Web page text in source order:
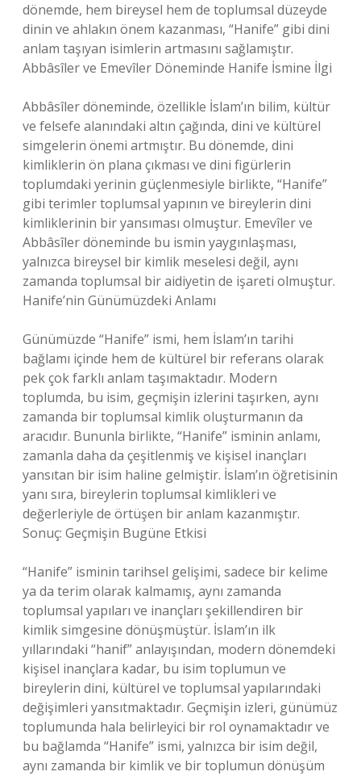
dönemde, hem bireysel hem de toplumsal düzeyde
dinin ve ahlakın önem kazanması, “Hanife” gibi dini
anlam taşıyan isimlerin artmasını sağlamıştır.
Abbâsîler ve Emevîler Döneminde Hanife İsmine İlgi
Abbâsîler döneminde, özellikle İslam’ın bilim, kültür
ve felsefe alanındaki altın çağında, dini ve kültürel
simgelerin önemi artmıştır. Bu dönemde, dini
kimliklerin ön plana çıkması ve dini figürlerin
toplumdaki yerinin güçlenmesiyle birlikte, “Hanife”
gibi terimler toplumsal yapının ve bireylerin dini
kimliklerinin bir yansıması olmuştur. Emevîler ve
Abbâsîler döneminde bu ismin yaygınlaşması,
yalnızca bireysel bir kimlik meselesi değil, aynı
zamanda toplumsal bir aidiyetin de işareti olmuştur.
Hanife’nin Günümüzdeki Anlamı
Günümüzde “Hanife” ismi, hem İslam’ın tarihi
bağlamı içinde hem de kültürel bir referans olarak
pek çok farklı anlam taşımaktadır. Modern
toplumda, bu isim, geçmişin izlerini taşırken, aynı
zamanda bir toplumsal kimlik oluşturmanın da
aracıdır. Bununla birlikte, “Hanife” isminin anlamı,
zamanla daha da çeşitlenmiş ve kişisel inançları
yansıtan bir isim haline gelmiştir. İslam’ın öğretisinin
yanı sıra, bireylerin toplumsal kimlikleri ve
değerleriyle de örtüşen bir anlam kazanmıştır.
Sonuç: Geçmişin Bugüne Etkisi
“Hanife” isminin tarihsel gelişimi, sadece bir kelime
ya da terim olarak kalmamış, aynı zamanda
toplumsal yapıları ve inançları şekillendiren bir
kimlik simgesine dönüşmüştür. İslam’ın ilk
yıllarındaki “hanif” anlayışından, modern dönemdeki
kişisel inançlara kadar, bu isim toplumun ve
bireylerin dini, kültürel ve toplumsal yapılarındaki
değişimleri yansıtmaktadır. Geçmişin izleri, günümüz
toplumunda hala belirleyici bir rol oynamaktadır ve
bu bağlamda “Hanife” ismi, yalnızca bir isim değil,
aynı zamanda bir kimlik ve bir toplumun dönüşüm